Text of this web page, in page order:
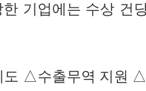
한 기업에는 수상 건
도 △수출무역 지원